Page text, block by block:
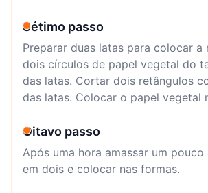
Sétimo passo
Preparar duas latas para colocar a
dois círculos de papel vegetal do
das latas. Cortar dois retângulos
das latas. Colocar o papel vegetal
Oitavo passo
Após uma hora amassar um
em dois e colocar nas formas.